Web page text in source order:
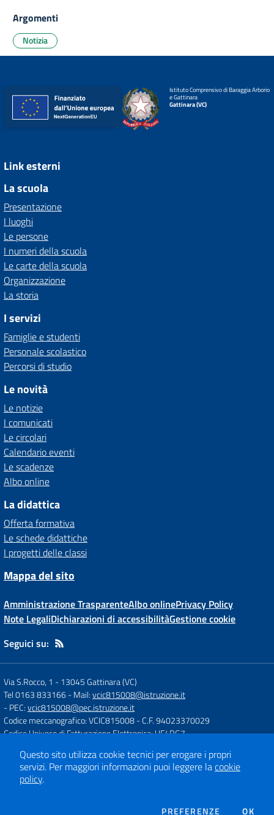
Argomenti
Notizia
Istituto Comprensivo di Baraggia Arborio
e Gattinara
Gattinara (VC)
Link esterni
La scuola
Presentazione
I luoghi
Le persone
I numeri della scuola
Le carte della scuola
Organizzazione
La storia
I servizi
Famiglie e studenti
Personale scolastico
Percorsi di studio
Le novità
Le notizie
I comunicati
Le circolari
Calendario eventi
Le scadenze
Albo online
La didattica
Offerta formativa
Le schede didattiche
I progetti delle classi
Mappa del sito
Amministrazione TrasparenteAlbo onlinePrivacy Policy
Note LegaliDichiarazioni di accessibilitàGestione cookie
Seguici su:
Via S.Rocco, 1 -13045 Gattinara (VC)
Tel 0163 833166- Mail:vcic815008@istruzione.it
- PEC:vcic815008@pec.istruzione.it
Codice meccanografico: VCIC815008- C.F. 94023370029
Codice Univoco di Fatturazione Elettronica: UF4RG7
Concept & Design by
Designers Italia
Questo sito utilizza cookie tecnici per erogare i propri
servizi. Per maggiori informazioni puoi leggere lacookie
policy.
PREFERENZE DEI COOKIE
OK